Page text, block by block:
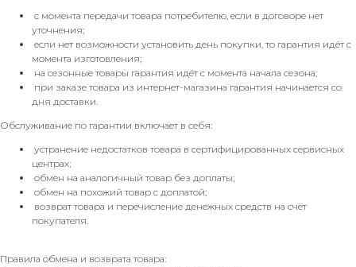
с момента передачи товара потребителю, если в договоре нет
уточнения;
если нет возможности установить день покупки, то гарантия идёт с
момента изготовления;
на сезонные товары гарантия идёт с момента начала сезона;
при заказе товара из интернет-магазина гарантия начинается со
дня доставки.
Обслуживание по гарантии включает в себя:
устранение недостатков товара в сертифицированных сервисных
центрах;
обмен на аналогичный товар без доплаты;
обмен на похожий товар с доплатой;
возврат товара и перечисление денежных средств на счёт
покупателя.
Правила обмена и возврата товара: